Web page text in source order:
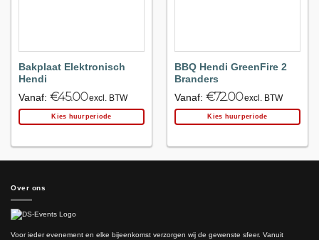
Bakplaat Elektronisch
Hendi
Vanaf: €45.00excl. BTW
Kies huurperiode
BBQ Hendi GreenFire 2
Branders
Vanaf: €72.00excl. BTW
Kies huurperiode
Over ons
Voor ieder evenement en elke bijeenkomst verzorgen wij de gewenste sfeer. Vanuit